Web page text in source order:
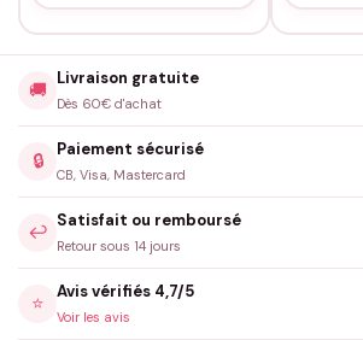
🚚
Livraison gratuite
Dès 60€ d'achat
🔒
Paiement sécurisé
CB, Visa, Mastercard
↩️
Satisfait ou remboursé
Retour sous 14 jours
⭐
Avis vérifiés 4,7/5
Voir les avis